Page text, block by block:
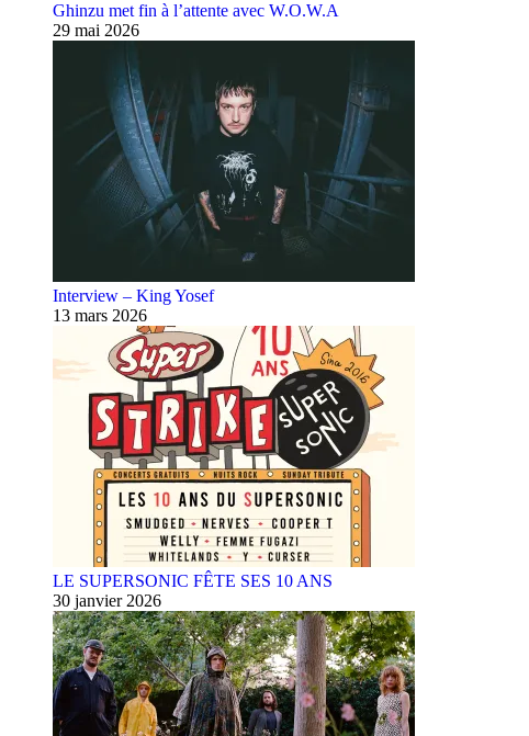
Ghinzu met fin à l’attente avec W.O.W.A
29 mai 2026
Interview – King Yosef
13 mars 2026
LE SUPERSONIC FÊTE SES 10 ANS
30 janvier 2026